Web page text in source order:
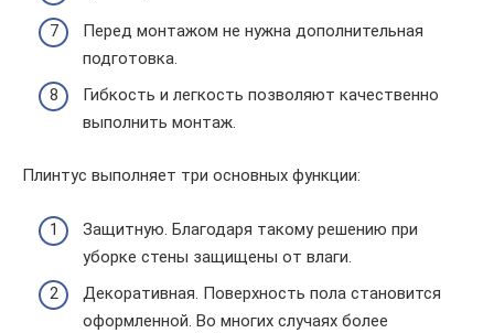
Перед монтажом не нужна дополнительная
подготовка.
Гибкость и легкость позволяют качественно
выполнить монтаж.
Плинтус выполняет три основных функции:
Защитную. Благодаря такому решению при
уборке стены защищены от влаги.
Декоративная. Поверхность пола становится
оформленной. Во многих случаях более